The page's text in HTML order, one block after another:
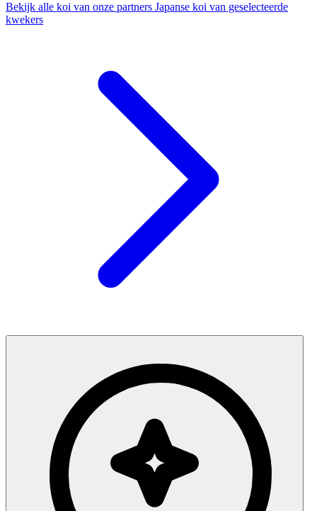
Bekijk alle koi van onze partners Japanse koi van geselecteerde
kwekers